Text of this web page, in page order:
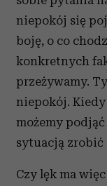
niepokój się
boję, o co
konkretnych
przeżywamy.
niepokój.
możemy
sytuacją zrobić
Czy lęk ma